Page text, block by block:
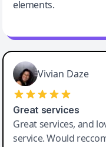
elements.
Vivian Daze
Great services
Great services, and
service. Would